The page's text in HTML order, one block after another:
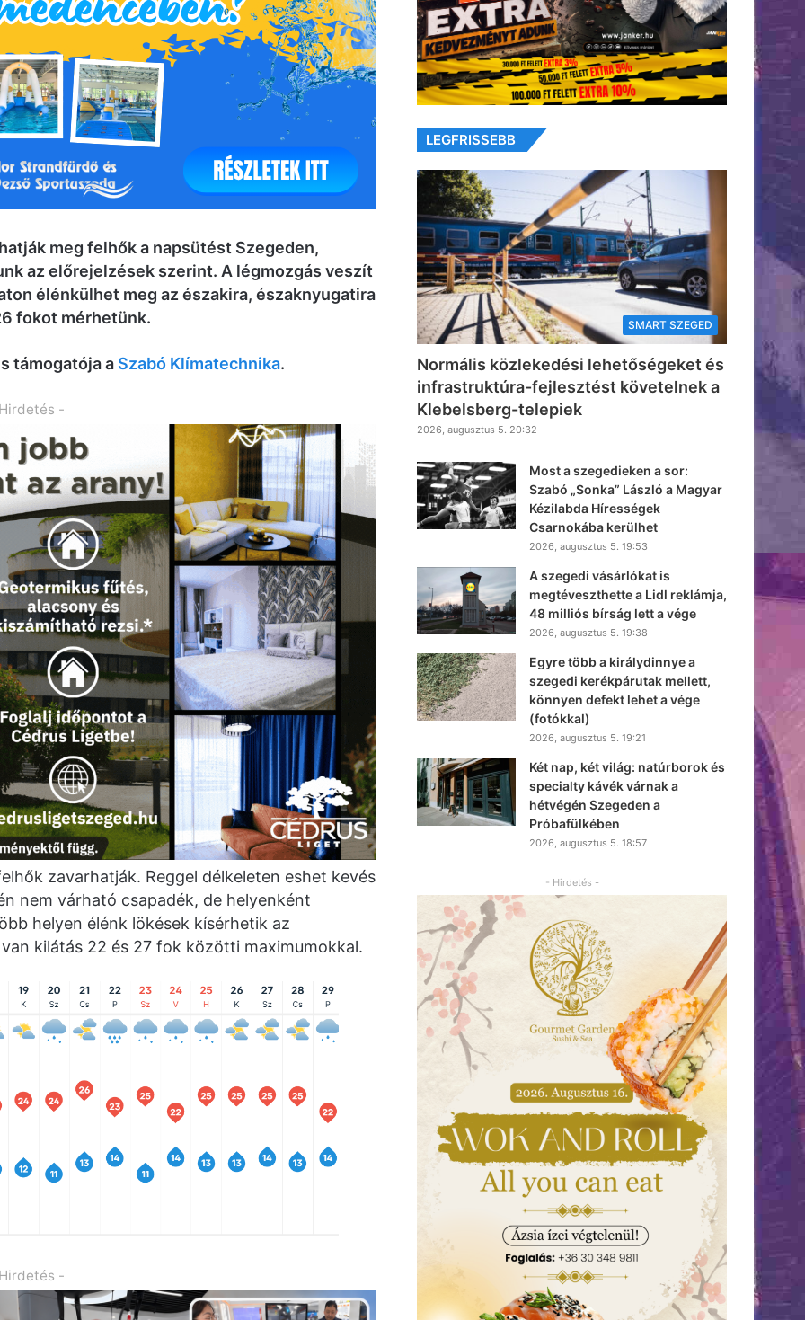
meg felhők a napsütést Szegeden,
az előrejelzések szerint. A légmozgás veszít
élénkülhet meg az északira, északnyugatira
fokot mérhetünk.
támogatója a Szabó Klímatechnika.
-
zavarhatják. Reggel délkeleten eshet kevés
nem várható csapadék, de helyenként
helyen élénk lökések kísérhetik az
kilátás 22 és 27 fok közötti maximumokkal.
-
LEGFRISSEBB
SMART SZEGED
Normális közlekedési lehetőségeket és
infrastruktúra-fejlesztést követelnek a
Klebelsberg-telepiek
2026, augusztus 5. 20:32
Most a szegedieken a sor:
Szabó „Sonka” László a Magyar
Kézilabda Hírességek
Csarnokába kerülhet
2026, augusztus 5. 19:53
A szegedi vásárlókat is
megtéveszthette a Lidl reklámja,
48 milliós bírság lett a vége
2026, augusztus 5. 19:38
Egyre több a királydinnye a
szegedi kerékpárutak mellett,
könnyen defekt lehet a vége
(fotókkal)
2026, augusztus 5. 19:21
Két nap, két világ: natúrborok és
specialty kávék várnak a
hétvégén Szegeden a
Próbafülkében
2026, augusztus 5. 18:57
- Hirdetés -